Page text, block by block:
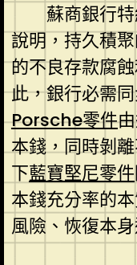
蘇商銀行
說明，持久積
的不良存款腐
此，銀行必需
Porsche零件
本錢，同時剝
下藍寶堅尼零件
本錢充分率的
風險、恢復本